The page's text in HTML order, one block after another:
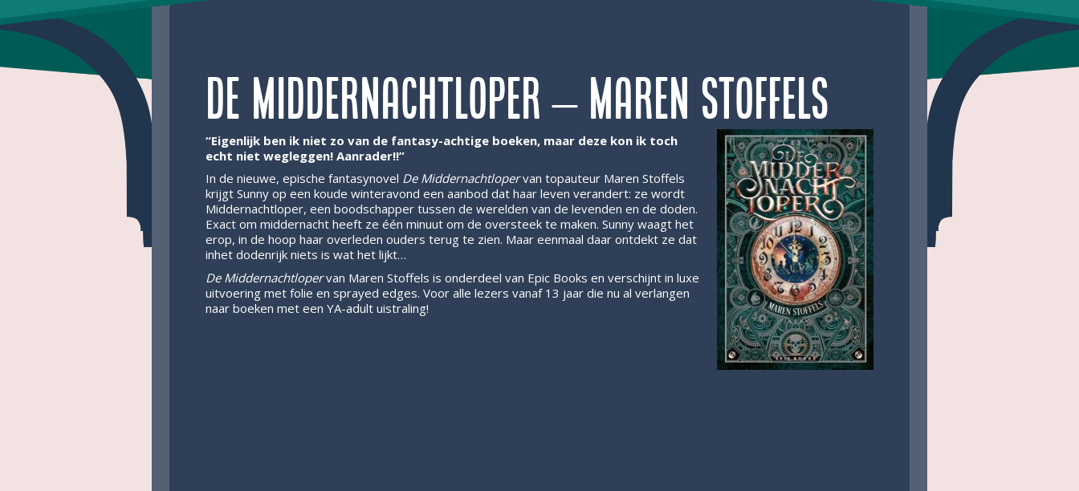
De Middernachtloper – Maren Stoffels
“Eigenlijk ben ik niet zo van de fantasy-achtige boeken, maar deze kon ik toch
echt niet wegleggen! Aanrader!!”
In de nieuwe, epische fantasynovel De Middernachtlopervan topauteur Maren Stoffels
krijgt Sunny op een koude winteravond een aanbod dat haar leven verandert: ze wordt
Middernachtloper, een boodschapper tussen de werelden van de levenden en de doden.
Exact om middernacht heeft ze één minuut om de oversteek te maken. Sunny waagt het
erop, in de hoop haar overleden ouders terug te zien. Maar eenmaal daar ontdekt ze dat
inhet dodenrijk niets is wat het lijkt…
De Middernachtlopervan Maren Stoffels is onderdeel van Epic Books en verschijnt in luxe
uitvoering met folie en sprayed edges. Voor alle lezers vanaf 13 jaar die nu al verlangen
naar boeken met een YA-adult uistraling!